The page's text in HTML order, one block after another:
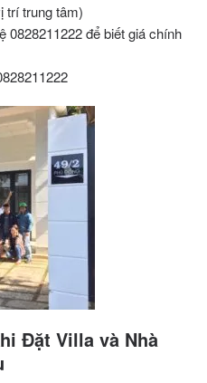
trí trung tâm)
0828211222 để biết giá chính
Đặt Villa và Nhà